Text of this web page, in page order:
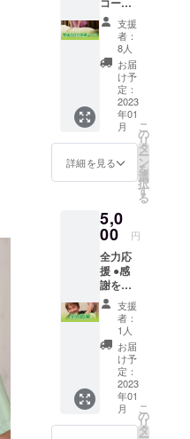
スパ、
ハンド
リフ
レ、眼
精疲労
コー
ス、
ニュー
ロセラ
ピー ※
施術時
間は30
日時は
個別で
ご連絡
させて
いただ
きま
す。 ※
有効期
限は
2023年
2月28日
までに
なりま
す。 ※
場所：
栃木市
●プロの
ほぐし
での施
術60分
コース
ご提供
させて
いただ
きま
す。
通常価
格
4,900→
で受け
れ、900
円お得
になり
ます。
※日時は
個別で
ご連絡
させて
いただ
きま
す。 ※
有効期
限は
2023年
2月28日
支援
者：
8人
お届
け予
定：
2023
年01
月
詳細を見る
こ
の
リ
タ
ー
ン
を
選
択
す
る
5,0
00 円
全力応
援 ●感
謝を込
めたお
礼の
メール
をお送
りさせ
て頂き
ます。
※いただ
いたご
支援金
支援
者：
1人
お届
け予
定：
2023
年01
月
こ
の
リ
タ